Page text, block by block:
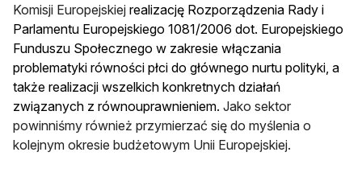
Komisji Europejskiej realizację Rozporządzenia Rady i
Parlamentu Europejskiego 1081/2006 dot. Europejskiego
Funduszu Społecznego w zakresie włączania
problematyki równości płci do głównego nurtu polityki, a
także realizacji wszelkich konkretnych działań
związanych z równouprawnieniem. Jako sektor
powinniśmy również przymierzać się do myślenia o
kolejnym okresie budżetowym Unii Europejskiej.